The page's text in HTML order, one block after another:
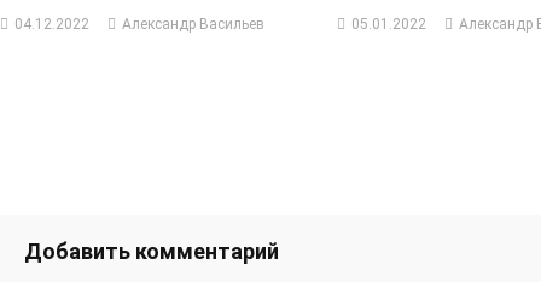
04.12.2022 Александр Васильев 05.01.2022 Александр
Добавить комментарий